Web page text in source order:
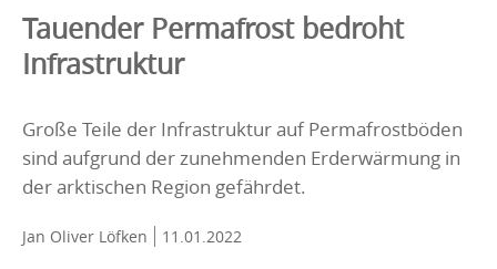
Tauender Permafrost bedroht
Infrastruktur
Große Teile der Infrastruktur auf Permafrostböden
sind aufgrund der zunehmenden Erderwärmung in
der arktischen Region gefährdet.
Jan Oliver Löfken 11.01.2022